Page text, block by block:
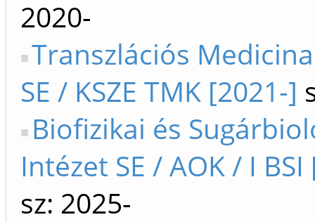
2020-
Transzlációs
SE / KSZE TMK [2021-]
Biofizikai és
Intézet SE / AOK / I
sz: 2025-